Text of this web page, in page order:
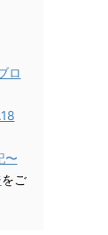
ロ
〜
をご